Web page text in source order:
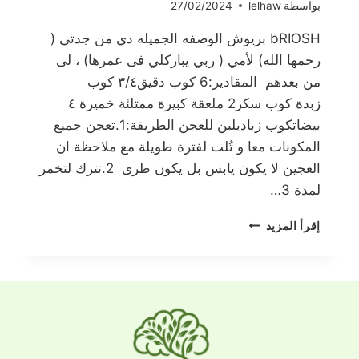
بواسطة lelhaw
27/02/2024
bRIOSH بريوش الوصفه الجميله دي من جدتي (
رحمها الله) لأمي ( ربي يباركلي فى عمرها) ، لى
من بعدهم المقادير:6 كوب دقيق٣/٤ كوب
زبدة كوب سكر2 ملعقة كبيرة ممتلئة خميرة ٤
بيضاتكوب زباديلبن للعجن الطريقة:1.تعجن جميع
المكونات معا و تُلت لفترة طويلة مع ملاحظة ان
العجين لا يكون يابس بل يكون طرى 2.تترك لتخمر
لمدة 3…
إقرأ المزيد بريوش